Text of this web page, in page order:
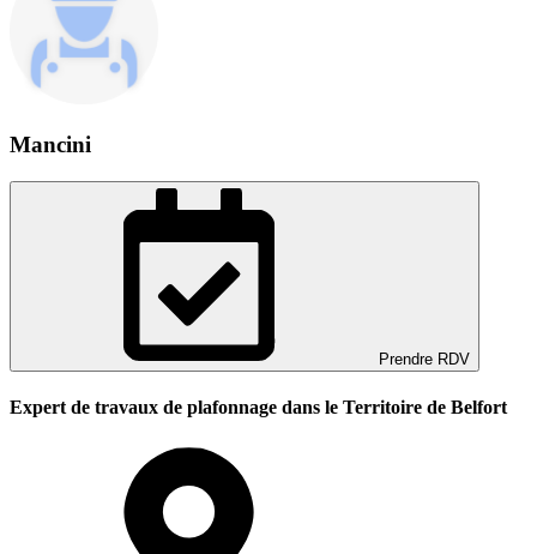
Mancini
Prendre RDV
Expert de travaux de plafonnage dans le Territoire de Belfort